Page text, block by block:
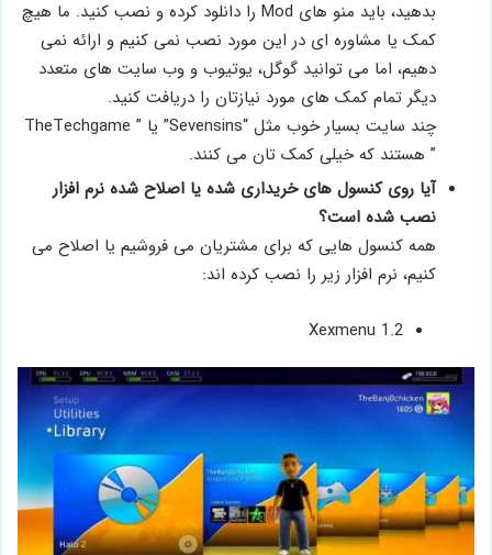
بدهید، باید منو های Mod را دانلود کرده و نصب کنید. ما هیچ
کمک یا مشاوره ای در این مورد نصب نمی کنیم و ارائه نمی
دهیم، اما می توانید گوگل، یوتیوب و وب سایت های متعدد
دیگر تمام کمک های مورد نیازتان را دریافت کنید.
چند سایت بسیار خوب مثل “Sevensins” یا ” TheTechgame
” هستند که خیلی کمک تان می کنند.
آیا روی کنسول های خریداری شده یا اصلاح شده نرم افزار
نصب شده است؟
همه کنسول ‌هایی که برای مشتریان می ‌فروشیم یا اصلاح می
‌کنیم، نرم ‌افزار زیر را نصب کرده‌ اند:
Xexmenu 1.2